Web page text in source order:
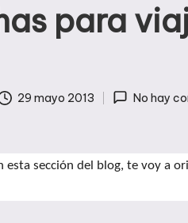
para
29 mayo 2013 No hay
esta sección del blog, te voy a